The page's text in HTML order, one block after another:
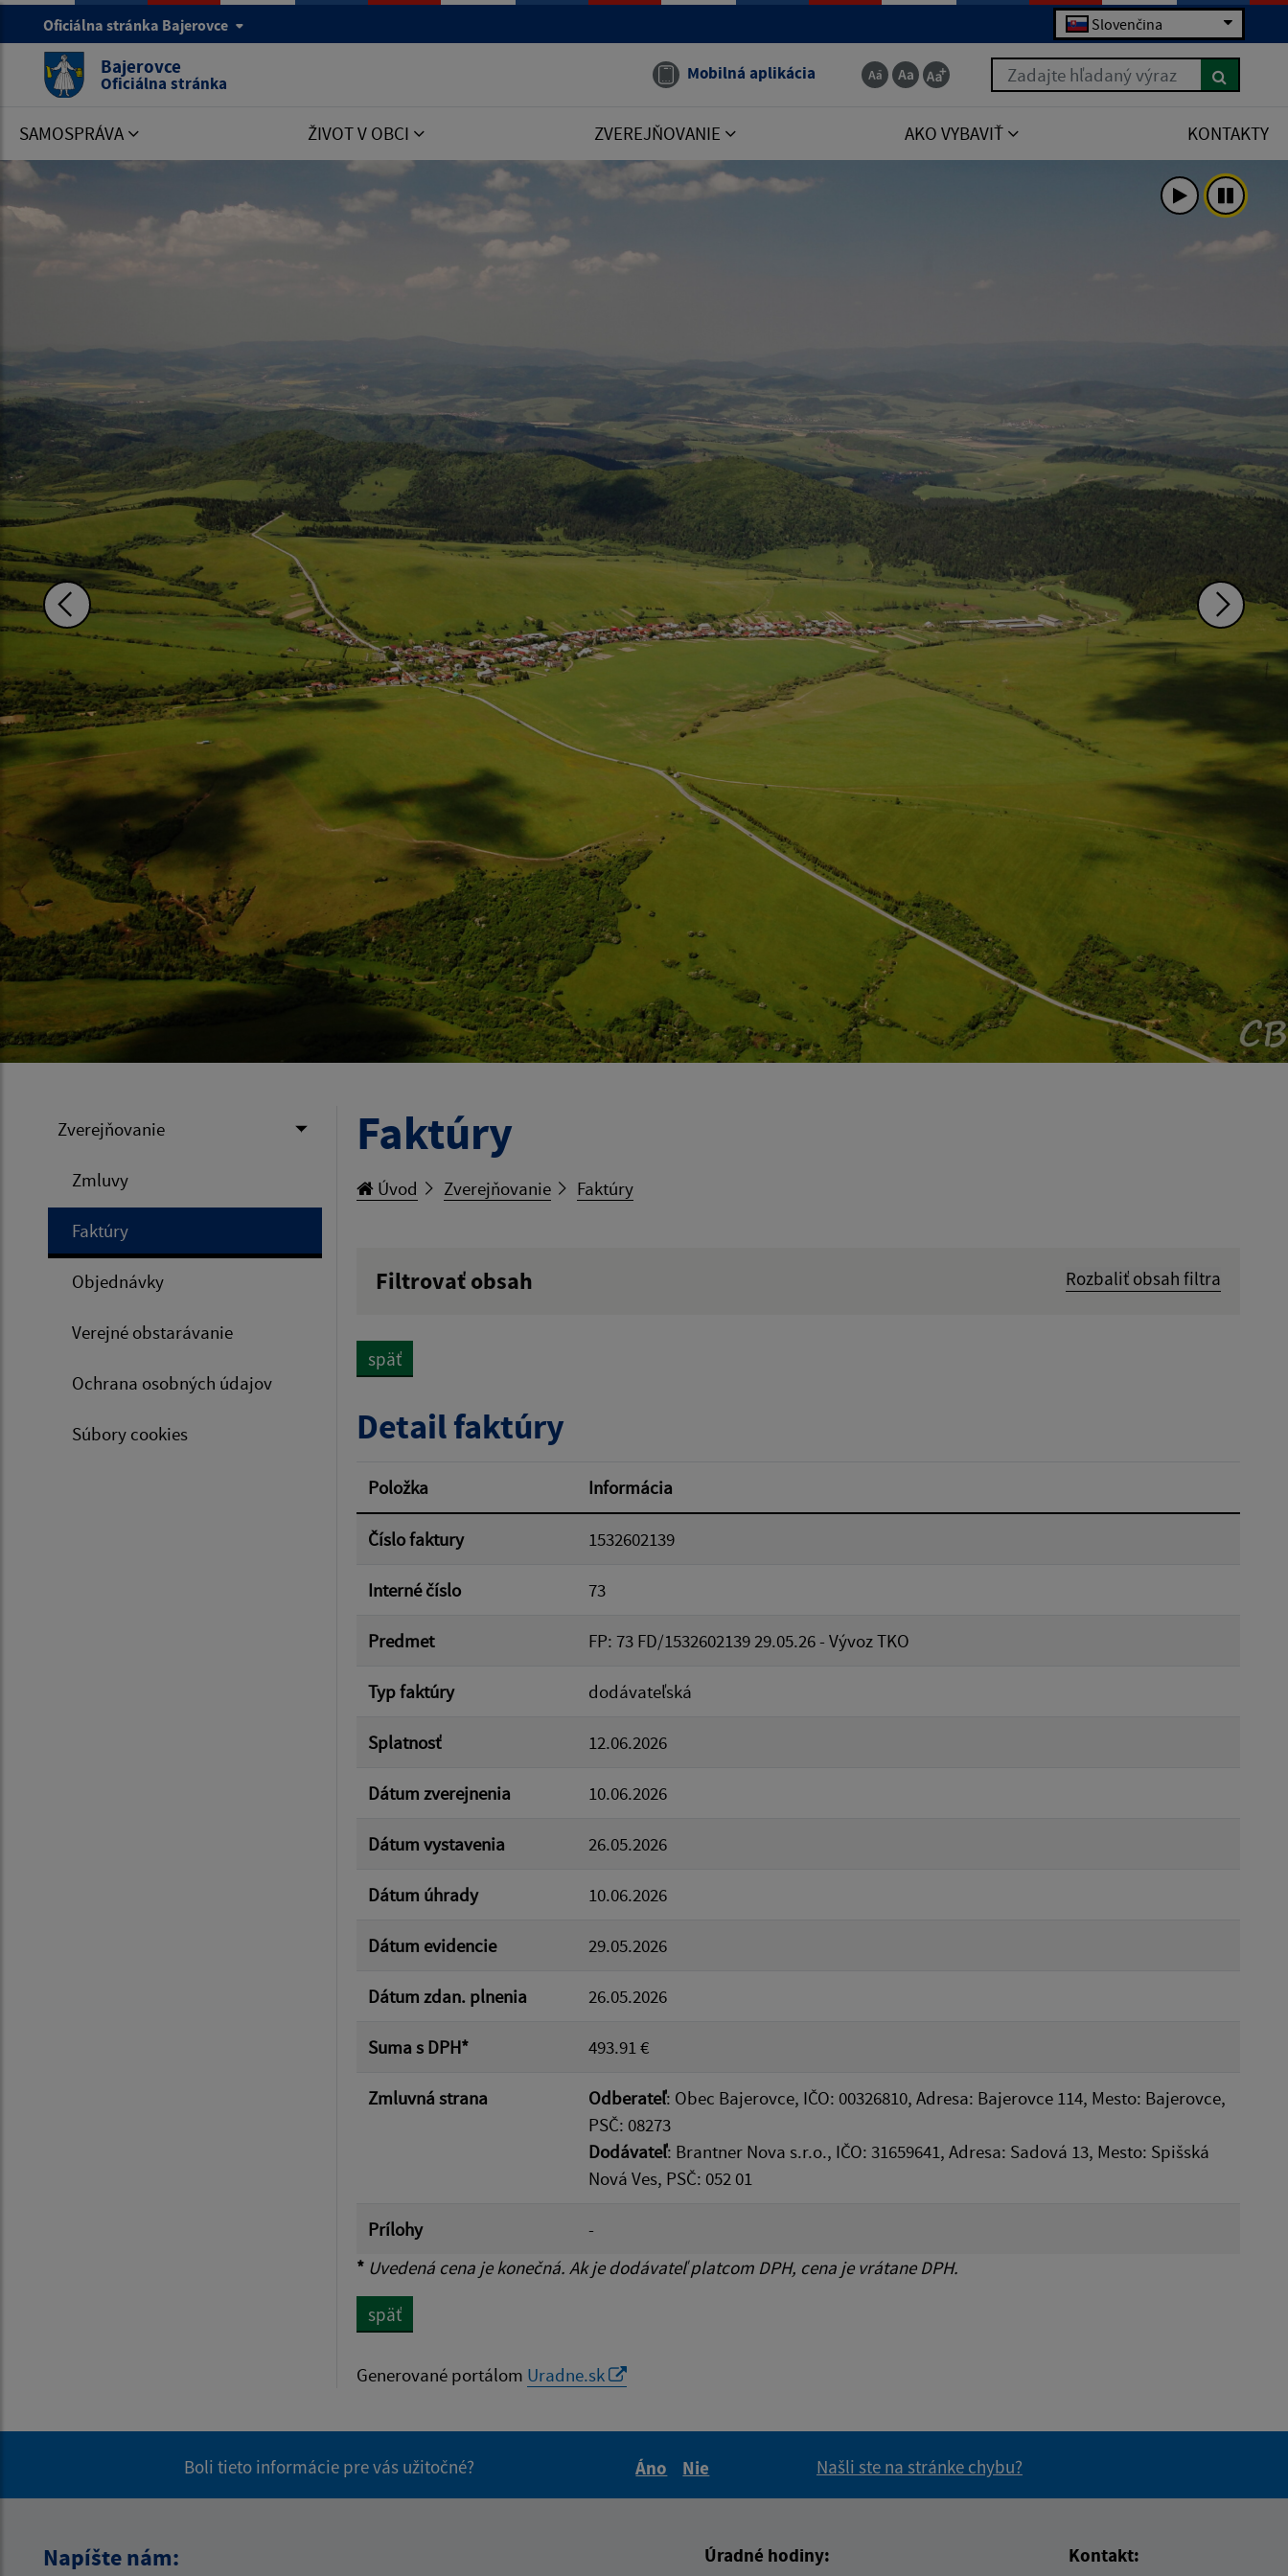
Oficiálna stránka Bajerovce Slovenčina
Bajerovce
Oficiálna stránka Mobilná aplikácia Zadajte hľadaný výraz
SAMOSPRÁVA ŽIVOT V OBCI ZVEREJŇOVANIE AKO VYBAVIŤ KONTAKTY
Zverejňovanie
Zmluvy
Faktúry
Objednávky
Verejné obstarávanie
Ochrana osobných údajov
Súbory cookies
Faktúry
Úvod Zverejňovanie Faktúry
Filtrovať obsah
Rozbaliť obsah filtra
Suma od:
Filtrovať
späť
Detail faktúry
Položka Informácia
Číslo faktury 1532602139
Interné číslo 73
Predmet FP: 73 FD/1532602139 29.05.26 - Vývoz TKO
Typ faktúry dodávateľská
Splatnosť 12.06.2026
Dátum zverejnenia 10.06.2026
Dátum vystavenia 26.05.2026
Dátum úhrady 10.06.2026
Dátum evidencie 29.05.2026
Dátum zdan. plnenia 26.05.2026
Suma s DPH* 493.91 €
Zmluvná strana Odberateľ: Obec Bajerovce, IČO: 00326810, Adresa: Bajerovce 114, Mesto: Bajerovce,
PSČ: 08273
Dodávateľ: Brantner Nova s.r.o., IČO: 31659641, Adresa: Sadová 13, Mesto: Spišská
Nová Ves, PSČ: 052 01
Prílohy
-
* Uvedená cena je konečná. Ak je dodávateľ platcom DPH, cena je vrátane DPH.
späť
Generované portálom Uradne.sk
Boli tieto informácie pre vás užitočné?
Áno
Nie
Našli ste na stránke chybu?
Napíšte nám: Úradné hodiny: Kontakt: